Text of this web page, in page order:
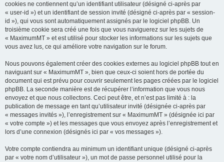
cookies ne contiennent qu’un identifiant utilisateur (désigné ci-après par
« user-id ») et un identifiant de session invité (désigné ci-après par « session-
id »), qui vous sont automatiquement assignés par le logiciel phpBB. Un
troisième cookie sera créé une fois que vous naviguerez sur les sujets de
« MaximumMT » et est utilisé pour stocker les informations sur les sujets que
vous avez lus, ce qui améliore votre navigation sur le forum.
Nous pouvons également créer des cookies externes au logiciel phpBB tout en
naviguant sur « MaximumMT », bien que ceux-ci soient hors de portée du
document qui est prévu pour couvrir seulement les pages créées par le logiciel
phpBB. La seconde manière est de récupérer l’information que vous nous
envoyez et que nous collectons. Ceci peut être, et n’est pas limité à : la
publication de message en tant qu’utilisateur invité (désignée ci-après par
« messages invités »), l’enregistrement sur « MaximumMT » (désignée ici par
« votre compte ») et les messages que vous envoyez après l’enregistrement et
lors d’une connexion (désignés ici par « vos messages »).
Votre compte contiendra au minimum un identifiant unique (désigné ci-après
par « votre nom d’utilisateur »), un mot de passe personnel utilisé pour la